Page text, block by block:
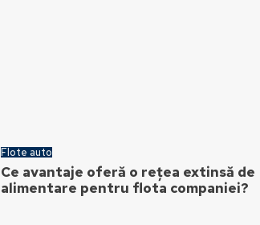
Flote auto
Ce avantaje oferă o rețea extinsă de
alimentare pentru flota companiei?